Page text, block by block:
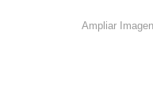
Ampliar Imagen